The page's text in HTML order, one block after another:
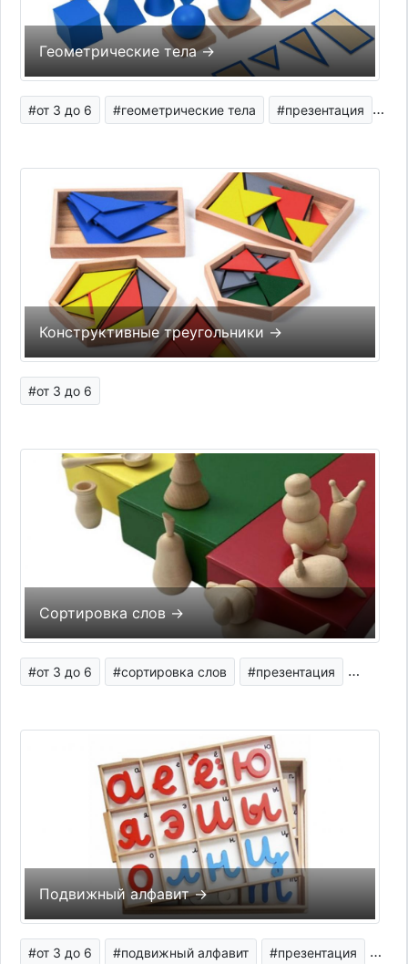
Геометрические тела →
#от 3 до 6 #геометрические тела #презентация
Конструктивные треугольники →
#от 3 до 6
Сортировка слов →
#от 3 до 6 #сортировка слов #презентация
Подвижный алфавит →
#от 3 до 6 #подвижный алфавит #презентация